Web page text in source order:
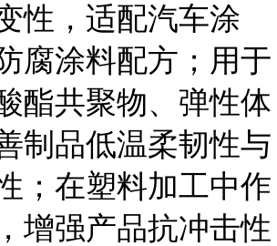
性，适配汽车涂
腐涂料配方；用于
酯共聚物、弹性体
制品低温柔韧性与
；在塑料加工中作
增强产品抗冲击性